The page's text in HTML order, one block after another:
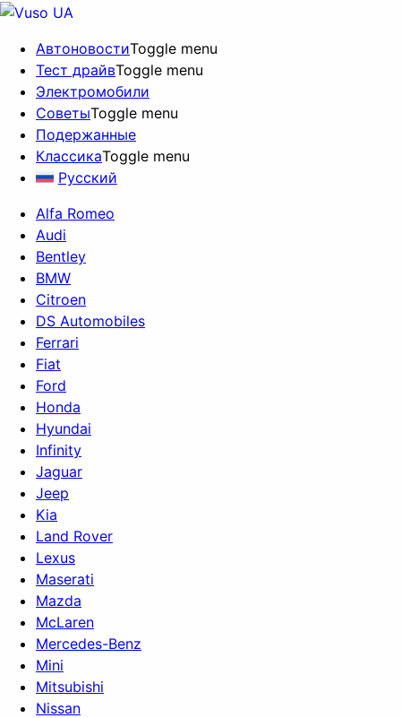
АвтоновостиToggle menu
Тест драйвToggle menu
Электромобили
СоветыToggle menu
Подержанные
КлассикаToggle menu
Русский
Alfa Romeo
Audi
Bentley
BMW
Citroen
DS Automobiles
Ferrari
Fiat
Ford
Honda
Hyundai
Infinity
Jaguar
Jeep
Kia
Land Rover
Lexus
Maserati
Mazda
McLaren
Mercedes-Benz
Mini
Mitsubishi
Nissan